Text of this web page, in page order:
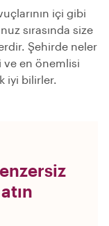
içi gibi
sırasında size
Şehirde neler
ve en önemlisi
iyi bilirler.